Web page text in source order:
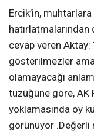
Ercik’in,
cevap veren Aktay:
gösterilmezler
olamayacağı
tüzüğüne göre, AK
yoklamasında oy
görünüyor .Değerli